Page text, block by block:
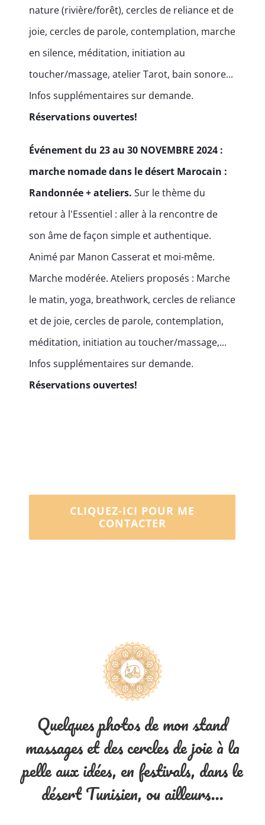
nature (rivière/forêt), cercles de reliance et de
joie, cercles de parole, contemplation, marche
en silence, méditation, initiation au
toucher/massage, atelier Tarot, bain sonore...
Infos supplémentaires sur demande.
Réservations ouvertes!
Événement du 23 au 30 NOVEMBRE 2024 :
marche nomade dans le désert Marocain :
Randonnée + ateliers. Sur le thème du
retour à l'Essentiel : aller à la rencontre de
son âme de façon simple et authentique.
Animé par Manon Casserat et moi-même.
Marche modérée. Ateliers proposés : Marche
le matin, yoga, breathwork, cercles de reliance
et de joie, cercles de parole, contemplation,
méditation, initiation au toucher/massage,...
Infos supplémentaires sur demande.
Réservations ouvertes!
CLIQUEZ-ICI POUR ME
CONTACTER
Quelques photos de mon stand
massages et des cercles de joie à la
pelle aux idées, en festivals, dans le
désert Tunisien, ou ailleurs...